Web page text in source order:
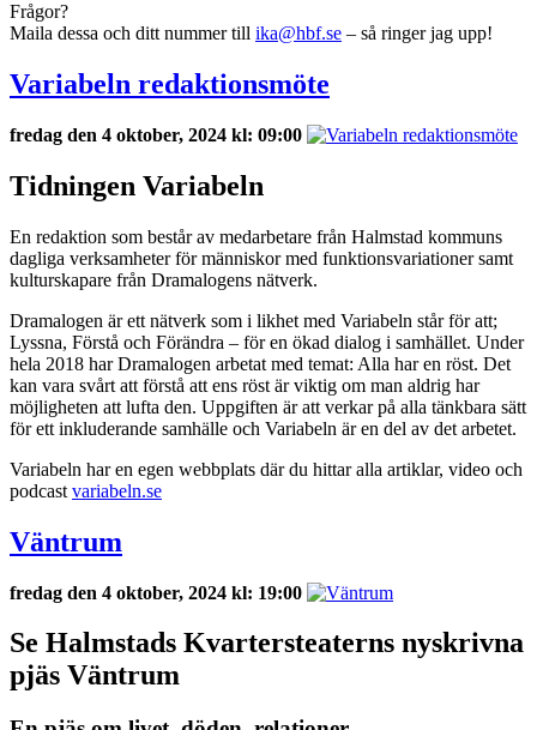
Frågor?
Maila dessa och ditt nummer till ika@hbf.se – så ringer jag upp!
Variabeln redaktionsmöte
fredag den 4 oktober, 2024 kl: 09:00
Tidningen Variabeln
En redaktion som består av medarbetare från Halmstad kommuns
dagliga verksamheter för människor med funktionsvariationer samt
kulturskapare från Dramalogens nätverk.
Dramalogen är ett nätverk som i likhet med Variabeln står för att;
Lyssna, Förstå och Förändra – för en ökad dialog i samhället. Under
hela 2018 har Dramalogen arbetat med temat: Alla har en röst. Det
kan vara svårt att förstå att ens röst är viktig om man aldrig har
möjligheten att lufta den. Uppgiften är att verkar på alla tänkbara sätt
för ett inkluderande samhälle och Variabeln är en del av det arbetet.
Variabeln har en egen webbplats där du hittar alla artiklar, video och
podcast variabeln.se
Väntrum
fredag den 4 oktober, 2024 kl: 19:00
Se Halmstads Kvartersteaterns nyskrivna
pjäs Väntrum